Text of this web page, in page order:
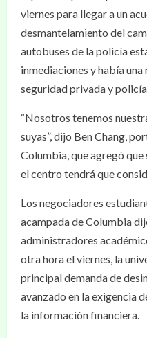
viernes para llegar a un
desmantelamiento del
autobuses de la policía
inmediaciones y había
seguridad privada y
“Nosotros tenemos
suyas”, dijo Ben Chang,
Columbia, que agregó
el centro tendrá que
Los negociadores
acampada de Columbia
administradores
otra hora el viernes, la
principal demanda de
avanzado en la exigencia
la información financiera.